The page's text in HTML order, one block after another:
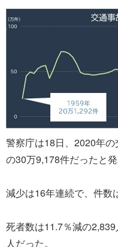
警察庁は18日、2020年
の30万9,178件だったと発
減少は16年連続で、件数
死者数は11.7％減の
人だった。